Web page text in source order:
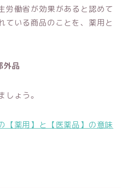
労働省が効果があると認めて
ている商品のことを、薬用と
外品
ょう。
薬用】と【医薬品】の意味